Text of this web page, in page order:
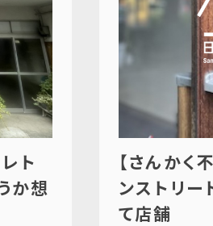
ト
か想
【さんかく
ンストリ
て店舗